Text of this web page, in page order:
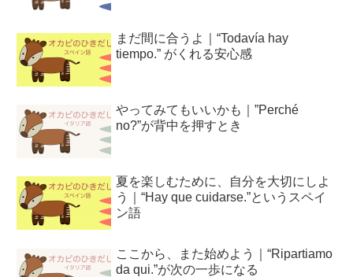
まだ間に合うよ｜“Todavía hay
tiempo.” がくれる安心感
やってみてもいいかも｜”Perché
no?”が背中を押すとき
夏を楽しむために、自分を大切にしよ
う｜“Hay que cuidarse.”というスペイ
ン語
ここから、また始めよう｜“Ripartiamo
da qui.”が次の一歩になる